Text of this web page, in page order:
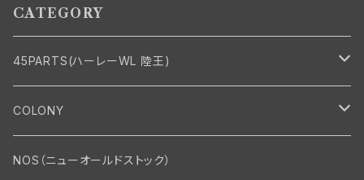
CATEGORY
45PARTS(ハーレーWL 陸王)
エンジン
エンジン・シリンダーヘッド
マフラー・インテーク・キャブレター
COLONY
Bolt・Nut
NOS（ニューオールドストック）